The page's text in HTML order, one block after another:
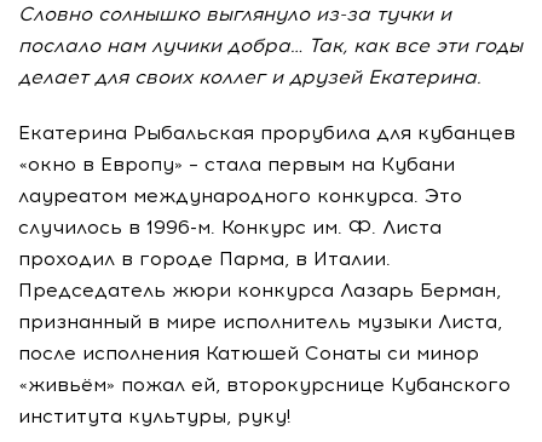
Словно солнышко выглянуло из-за тучки и
послало нам лучики добра… Так, как все эти годы
делает для своих коллег и друзей Екатерина.
Екатерина Рыбальская прорубила для кубанцев
«окно в Европу» – стала первым на Кубани
лауреатом международного конкурса. Это
случилось в 1996-м. Конкурс им. Ф. Листа
проходил в городе Парма, в Италии.
Председатель жюри конкурса Лазарь Берман,
признанный в мире исполнитель музыки Листа,
после исполнения Катюшей Сонаты си минор
«живьём» пожал ей, второкурснице Кубанского
института культуры, руку!